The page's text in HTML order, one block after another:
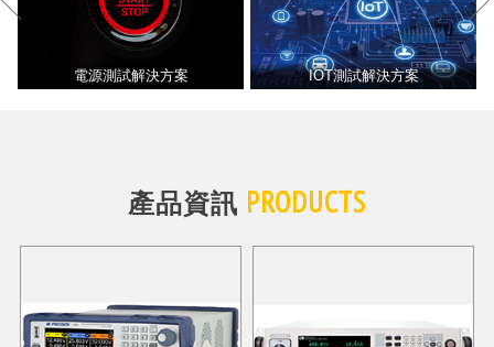
電源測試解決方案 IOT測試解決方案
產品資訊 PRODUCTS